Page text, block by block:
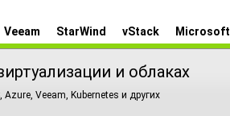
Veeam StarWind vStack Microsoft
и облаках
Azure, Veeam, Kubernetes и других